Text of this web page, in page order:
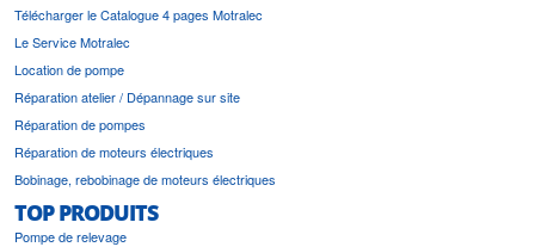
Télécharger le Catalogue 4 pages Motralec
Le Service Motralec
Location de pompe
Réparation atelier / Dépannage sur site
Réparation de pompes
Réparation de moteurs électriques
Bobinage, rebobinage de moteurs électriques
TOP PRODUITS
Pompe de relevage